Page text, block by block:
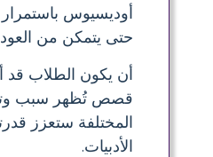
أوديسيوس باستمرار
حتى يتمكن من
أن يكون الطلاب قد
قصص تُظهر سبب
المختلفة ستعزز
الأدبيات.